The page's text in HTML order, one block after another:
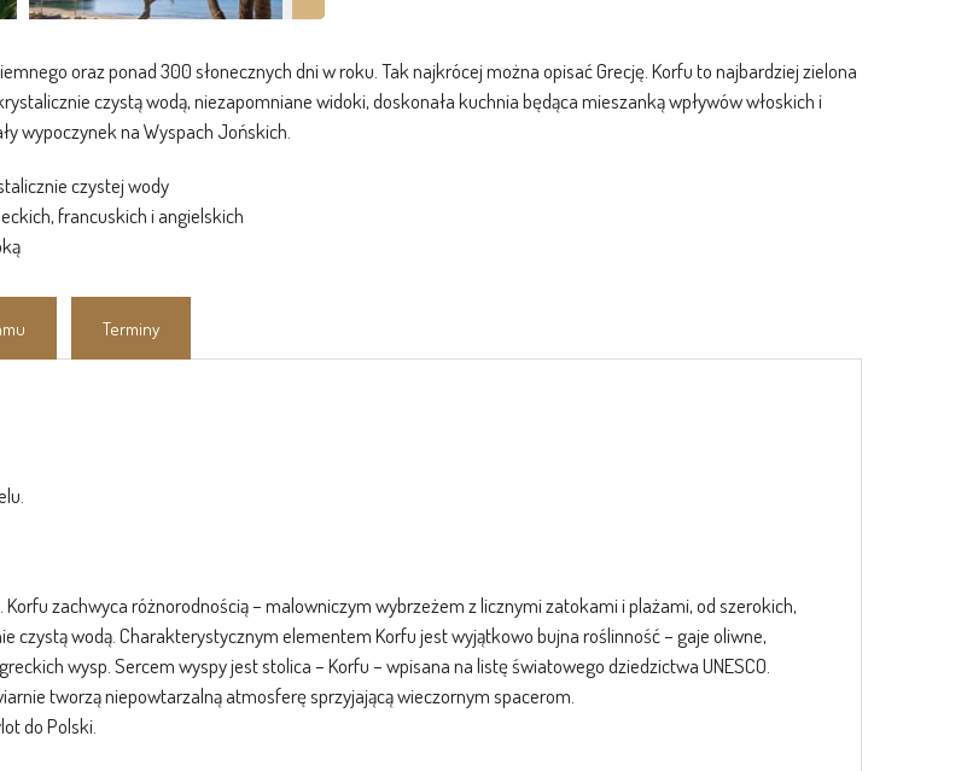
oraz ponad 300 słonecznych dni w roku. Tak najkrócej można opisać Grecję. Korfu to najbardziej zielona
czystą wodą, niezapomniane widoki, doskonała kuchnia będąca mieszanką wpływów włoskich i
wypoczynek na Wyspach Jońskich.
czystej wody
francuskich i angielskich
Terminy
zachwyca różnorodnością – malowniczym wybrzeżem z licznymi zatokami i plażami, od szerokich,
wodą. Charakterystycznym elementem Korfu jest wyjątkowo bujna roślinność – gaje oliwne,
wysp. Sercem wyspy jest stolica – Korfu – wpisana na listę światowego dziedzictwa UNESCO.
tworzą niepowtarzalną atmosferę sprzyjającą wieczornym spacerom.
do Polski.